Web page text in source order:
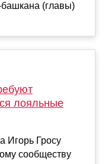
(главы)
лояльные
Игорь Гросу
сообществу